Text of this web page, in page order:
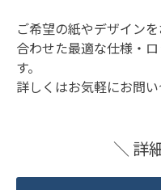
ご希望の紙やデザイン
合わせた最適な仕様・
す。
詳しくはお気軽にお問い
＼ 詳